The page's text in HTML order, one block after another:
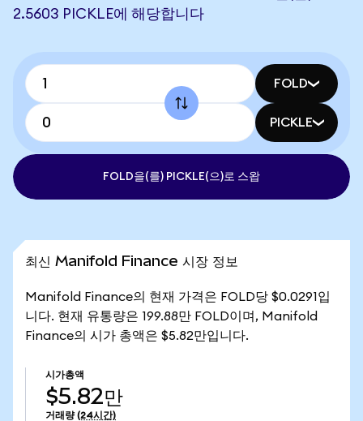
2.5603 PICKLE에 해당합니다
FOLD
PICKLE
FOLD을(를) PICKLE(으)로 스왑
최신 Manifold Finance 시장 정보
Manifold Finance의 현재 가격은 FOLD당 $0.0291입
니다. 현재 유통량은 199.88만 FOLD이며, Manifold
Finance의 시가 총액은 $5.82만입니다.
시가총액
$5.82만
거래량 (24시간)